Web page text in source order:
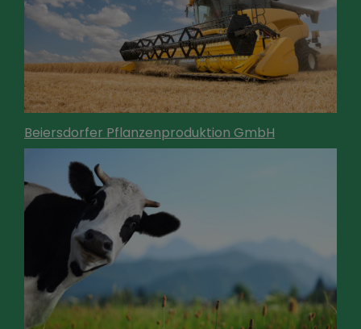
Beiersdorfer Pflanzenproduktion GmbH